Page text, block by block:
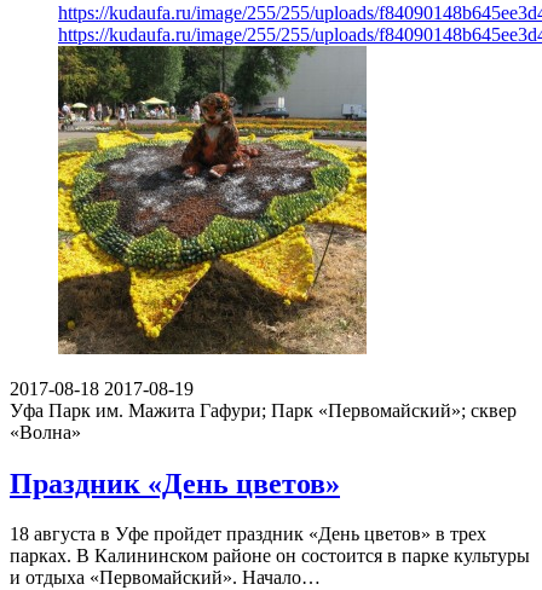
https://kudaufa.ru/image/255/255/uploads/
https://kudaufa.ru/image/255/255/uploads/
2017-08-18 2017-08-19
Уфа Парк им. Мажита Гафури; Парк «Первомайский»; сквер
«Волна»
Праздник «День цветов»
18 августа в Уфе пройдет праздник «День цветов» в трех
парках. В Калининском районе он состоится в парке культуры
и отдыха «Первомайский». Начало…